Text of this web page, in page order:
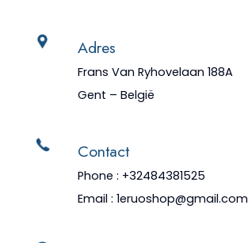
Adres
Frans Van Ryhovelaan 188A
Gent – België
Contact
Phone : +32484381525
Email : 1eruoshop@gmail.com